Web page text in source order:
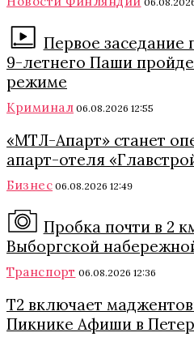
Первое заседание
9-летнего Паши
режиме
Криминал 06.08.2026 12:55
«МТЛ-Апарт» станет
апарт-отеля
Бизнес 06.08.2026 12:49
Пробка почти в 2
Выборгской
Транспорт 06.08.2026 12:36
Т2 включает
Пикнике Афиши в